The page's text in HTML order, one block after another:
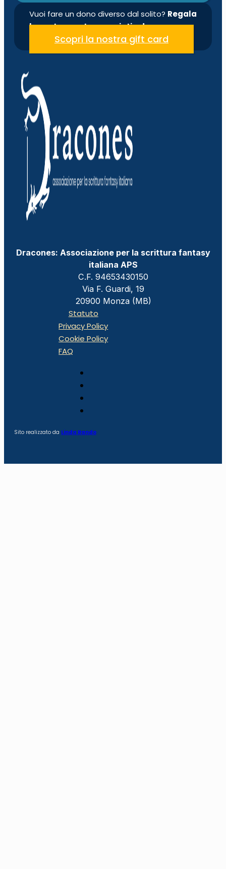
Vuoi fare un dono diverso dal solito? Regala
la nostra quota associativa!
Scopri la nostra gift card
Dracones: Associazione per la scrittura fantasy
italiana APS
C.F. 94653430150
Via F. Guardi, 19
20900 Monza (MB)
Statuto
Privacy Policy
Cookie Policy
FAQ
Sito realizzato da Linda Rando